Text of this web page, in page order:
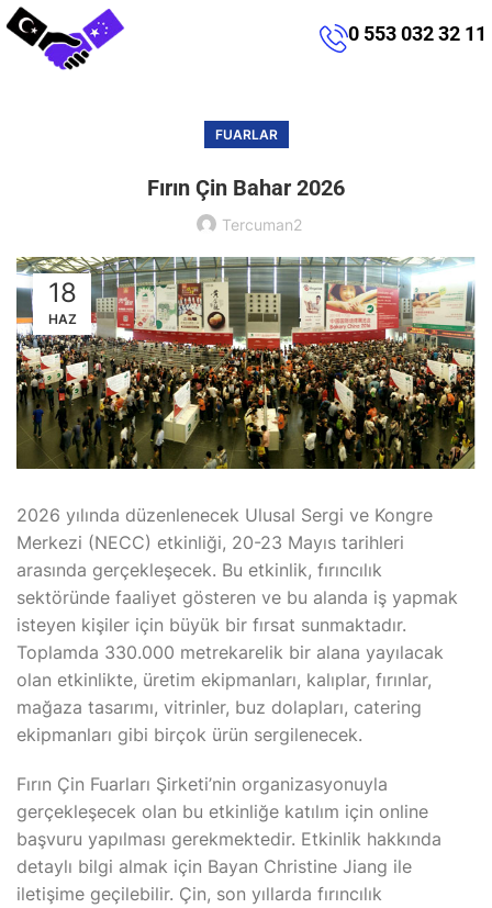
0 553 032 32 11
FUARLAR
Fırın Çin Bahar 2026
Tercuman2
18
HAZ
2026 yılında düzenlenecek Ulusal Sergi ve Kongre
Merkezi (NECC) etkinliği, 20-23 Mayıs tarihleri
arasında gerçekleşecek. Bu etkinlik, fırıncılık
sektöründe faaliyet gösteren ve bu alanda iş yapmak
isteyen kişiler için büyük bir fırsat sunmaktadır.
Toplamda 330.000 metrekarelik bir alana yayılacak
olan etkinlikte, üretim ekipmanları, kalıplar, fırınlar,
mağaza tasarımı, vitrinler, buz dolapları, catering
ekipmanları gibi birçok ürün sergilenecek.
Fırın Çin Fuarları Şirketi’nin organizasyonuyla
gerçekleşecek olan bu etkinliğe katılım için online
başvuru yapılması gerekmektedir. Etkinlik hakkında
detaylı bilgi almak için Bayan Christine Jiang ile
iletişime geçilebilir. Çin, son yıllarda fırıncılık